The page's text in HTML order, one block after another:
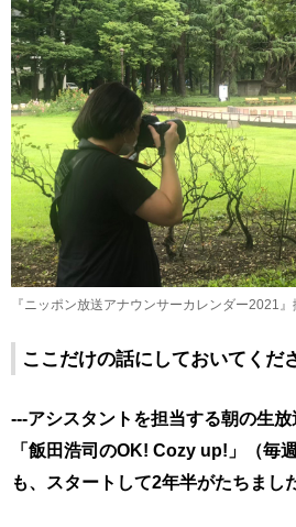
『ニッポン放送アナウンサーカレンダー2021
ここだけの話にしておいてくだ
---アシスタントを担当する朝の生
「飯田浩司のOK! Cozy up!」（毎
も、スタートして2年半がたちまし